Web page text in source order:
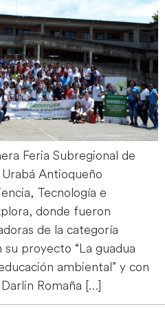
Feria Subregional de
Antioqueño
Tecnología e
donde fueron
de la categoría
proyecto “La guadua
ambiental” y con
Romaña […]